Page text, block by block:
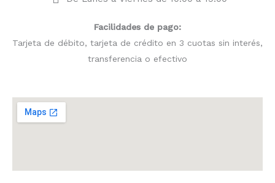
Facilidades de pago:
Tarjeta de débito, tarjeta de crédito en 3 cuotas sin interés,
transferencia o efectivo